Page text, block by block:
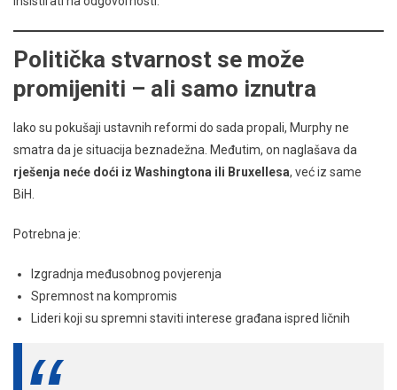
Politička stvarnost se može
promijeniti – ali samo iznutra
Iako su pokušaji ustavnih reformi do sada propali, Murphy ne
smatra da je situacija beznadežna. Međutim, on naglašava da
rješenja neće doći iz Washingtona ili Bruxellesa, već iz same
BiH.
Potrebna je:
Izgradnja međusobnog povjerenja
Spremnost na kompromis
Lideri koji su spremni staviti interese građana ispred ličnih